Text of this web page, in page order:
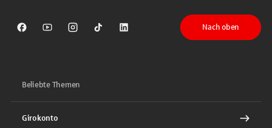
Sparkasse auf Facebook
Sparkasse auf Youtube
Sparkasse auf Instagram
Sparkasse auf TikTok
Sparkasse auf LinkedIn
Nach oben
Beliebte Themen
Girokonto